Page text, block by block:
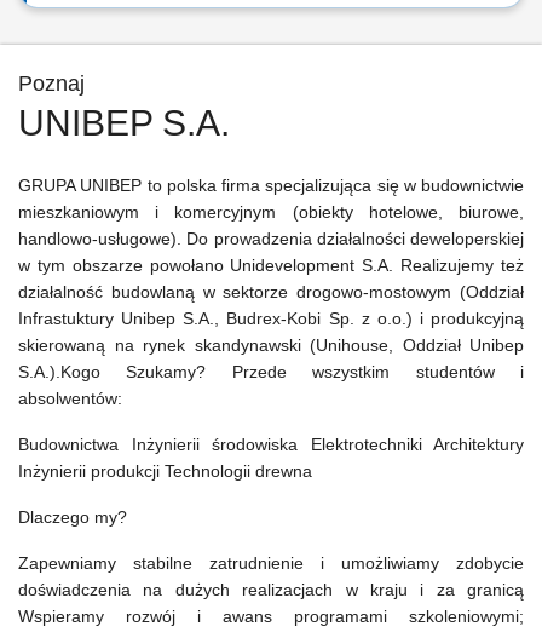
Poznaj
UNIBEP S.A.
GRUPA UNIBEP to polska firma specjalizująca się w budownictwie
mieszkaniowym i komercyjnym (obiekty hotelowe, biurowe,
handlowo-usługowe). Do prowadzenia działalności deweloperskiej
w tym obszarze powołano Unidevelopment S.A. Realizujemy też
działalność budowlaną w sektorze drogowo-mostowym (Oddział
Infrastuktury Unibep S.A., Budrex-Kobi Sp. z o.o.) i produkcyjną
skierowaną na rynek skandynawski (Unihouse, Oddział Unibep
S.A.).Kogo Szukamy? Przede wszystkim studentów i
absolwentów:
Budownictwa Inżynierii środowiska Elektrotechniki Architektury
Inżynierii produkcji Technologii drewna
Dlaczego my?
Zapewniamy stabilne zatrudnienie i umożliwiamy zdobycie
doświadczenia na dużych realizacjach w kraju i za granicą
Wspieramy rozwój i awans programami szkoleniowymi;